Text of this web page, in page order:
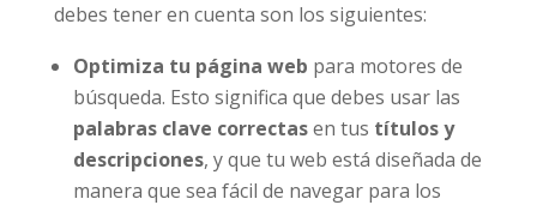
debes tener en cuenta son los siguientes:
Optimiza tu página web para motores de
búsqueda. Esto significa que debes usar las
palabras clave correctasen tus títulos y
descripciones, y que tu web está diseñada de
manera que sea fácil de navegar para los